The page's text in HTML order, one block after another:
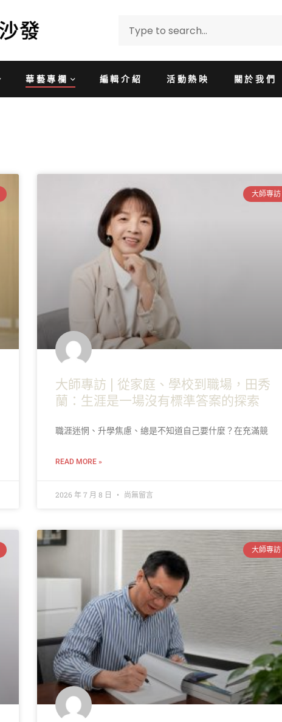
華藝專欄 編輯介紹 活動熱映 關於我們
大師專訪
大師專訪 | 從家庭、學校到職場，田秀
蘭：生涯是一場沒有標準答案的探索
職涯迷惘、升學焦慮、總是不知道自己要什麼？在充滿競
READ MORE »
2026 年 7 月 8 日 尚無留言
大師專訪